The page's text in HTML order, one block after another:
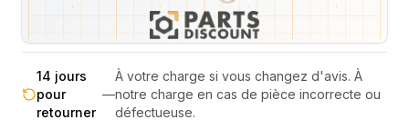
totale
calculé selon le poids et le volume de
votre commande avant paiement.
14 jours
pour
retourner
—
À votre charge si vous changez d'avis. À
notre charge en cas de pièce incorrecte ou
défectueuse.